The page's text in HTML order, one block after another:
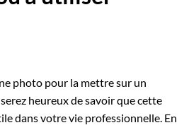
photo pour la mettre sur un
heureux de savoir que cette
dans votre vie professionnelle. En